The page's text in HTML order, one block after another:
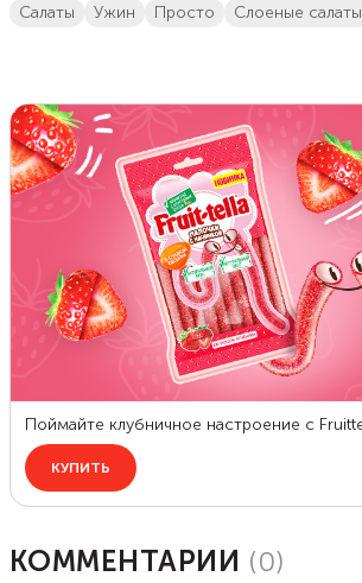
салаты ужин просто слоеные салаты
КОММЕНТАРИИ (0)